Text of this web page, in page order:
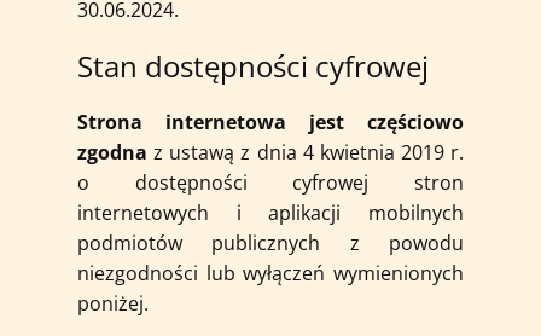
30.06.2024.
Stan dostępności cyfrowej
Strona internetowa jest częściowo
zgodnaz ustawą z dnia 4 kwietnia 2019 r.
o dostępności cyfrowej stron
internetowych i aplikacji mobilnych
podmiotów publicznych z powodu
niezgodności lub wyłączeń wymienionych
poniżej.